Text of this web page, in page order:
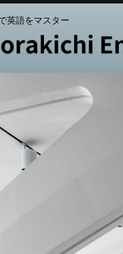
英語をマスター